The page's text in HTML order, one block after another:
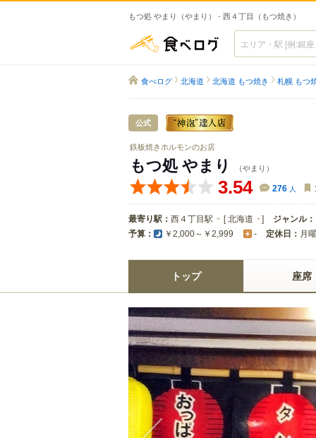
もつ処 やまり（やまり） - 西４丁目（もつ焼き）
食べログ
食べログ 北海道 北海道 もつ焼き 札幌 もつ
公式
鉄板焼きホルモンのお店
もつ処 やまり （やまり）
3.54 276 人
最寄り駅： 西４丁目駅 [北海道 ] ジャンル：
予算： ￥2,000～￥2,999 - 定休日： 月
トップ 座席